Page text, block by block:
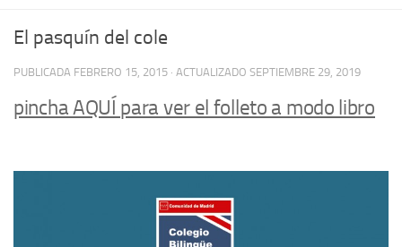
El pasquín del cole
PUBLICADA FEBRERO 15, 2015 · ACTUALIZADO SEPTIEMBRE 29, 2019
pincha AQUÍ para ver el folleto a modo libro